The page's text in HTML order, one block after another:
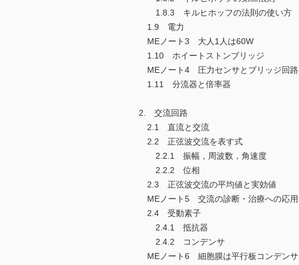
1.8.3 キルヒホッフの法則の使い方
1.9 電力
MEノート3 大人1人は60W
1.10 ホイートストンブリッジ
MEノート4 圧力センサとブリッジ回路
1.11 分流器と倍率器
2. 交流回路
2.1 直流と交流
2.2 正弦波交流を表す式
2.2.1 振幅，周波数，角速度
2.2.2 位相
2.3 正弦波交流の平均値と実効値
MEノート5 交流の診断・治療への応用
2.4 受動素子
2.4.1 抵抗器
2.4.2 コンデンサ
MEノート6 細胞膜は平行板コンデンサ